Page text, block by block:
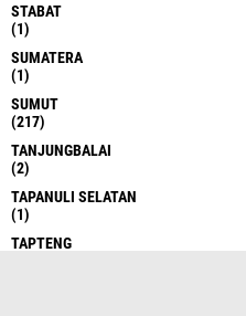
STABAT
(1)
SUMATERA
(1)
SUMUT
(217)
TANJUNGBALAI
(2)
TAPANULI SELATAN
(1)
TAPTENG